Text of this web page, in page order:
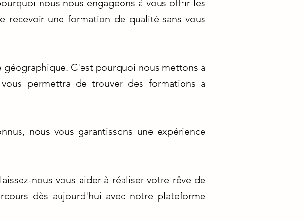
nous nous engageons à vous offrir les
recevoir une formation de qualité sans vous
C'est pourquoi nous mettons à
permettra de trouver des formations à
nous vous garantissons une expérience
nous vous aider à réaliser votre rêve de
dès aujourd'hui avec notre plateforme